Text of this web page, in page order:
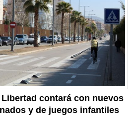
contará con nuevos
y de juegos infantiles